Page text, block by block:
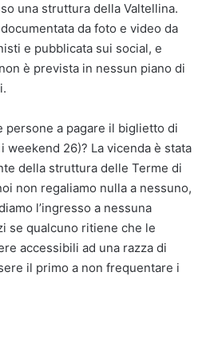
una struttura della Valtellina.
da foto e video da
e pubblicata sui social, e
è prevista in nessun piano di
persone a pagare il biglietto di
weekend 26)? La vicenda è stata
della struttura delle Terme di
non regaliamo nulla a nessuno,
l’ingresso a nessuna
se qualcuno ritiene che le
accessibili ad una razza di
il primo a non frequentare i